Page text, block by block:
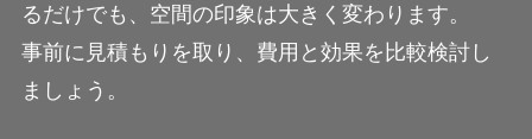
るだけでも、空間の印象は大きく変わります。
事前に見積もりを取り、費用と効果を比較検討し
ましょう。